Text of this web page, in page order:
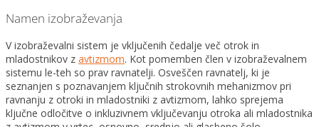
Namen izobraževanja
V izobraževalni sistem je vključenih čedalje več otrok in
mladostnikov z avtizmom. Kot pomemben člen v izobraževalnem
sistemu le-teh so prav ravnatelji. Osveščen ravnatelj, ki je
seznanjen s poznavanjem ključnih strokovnih mehanizmov pri
ravnanju z otroki in mladostniki z avtizmom, lahko sprejema
ključne odločitve o inkluzivnem vključevanju otroka ali mladostnika